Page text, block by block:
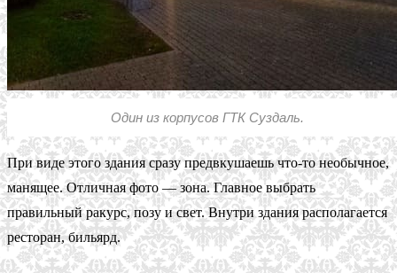
Один из корпусов ГТК Суздаль.
При виде этого здания сразу предвкушаешь что-то необычное,
манящее. Отличная фото — зона. Главное выбрать
правильный ракурс, позу и свет. Внутри здания располагается
ресторан, бильярд.